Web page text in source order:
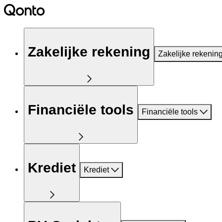
Zakelijke rekening Zakelijke
Financiële tools Financiële tools
Krediet Krediet